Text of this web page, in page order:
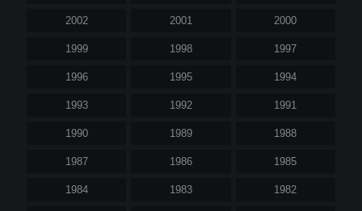
2002 2001 2000
1999 1998 1997
1996 1995 1994
1993 1992 1991
1990 1989 1988
1987 1986 1985
1984 1983 1982